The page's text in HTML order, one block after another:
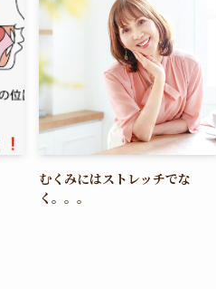
むくみにはストレッチでな
く。。。